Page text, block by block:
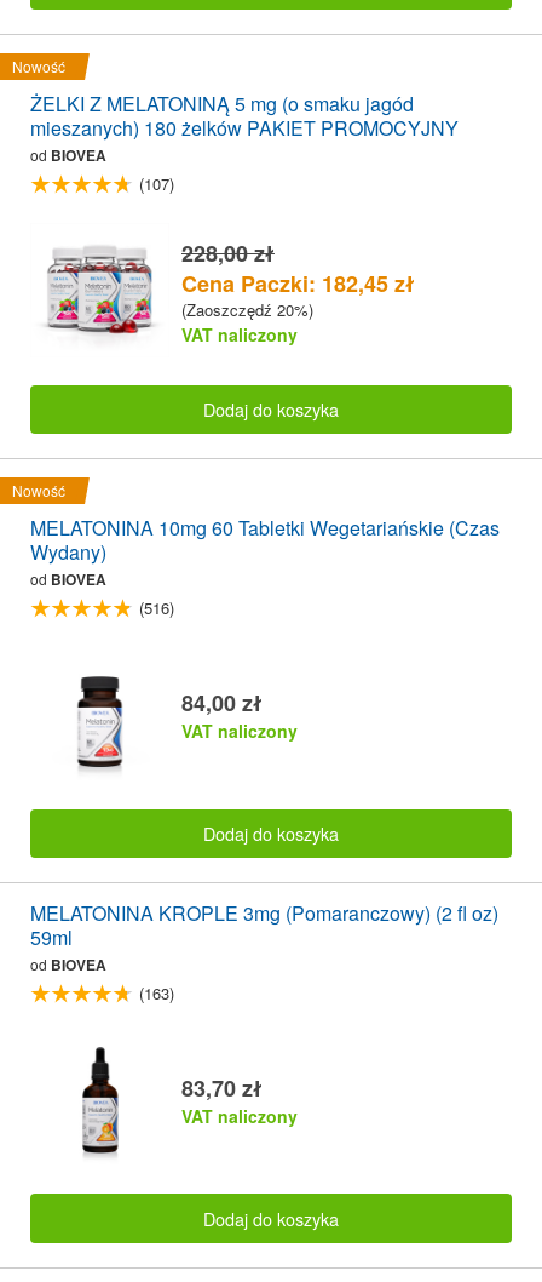
Nowość
ŻELKI Z MELATONINĄ 5 mg (o smaku jagód
mieszanych) 180 żelków PAKIET PROMOCYJNY
od BIOVEA
(107)
228,00 zł
Cena Paczki: 182,45 zł
(Zaoszczędź 20%)
VAT naliczony
Dodaj do koszyka
Nowość
MELATONINA 10mg 60 Tabletki Wegetariańskie (Czas
Wydany)
od BIOVEA
(516)
84,00 zł
VAT naliczony
Dodaj do koszyka
MELATONINA KROPLE 3mg (Pomaranczowy) (2 fl oz)
59ml
od BIOVEA
(163)
83,70 zł
VAT naliczony
Dodaj do koszyka